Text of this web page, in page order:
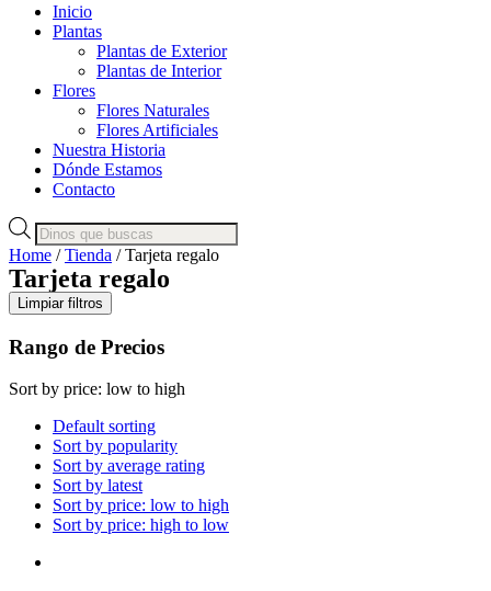
Inicio
Plantas
Plantas de Exterior
Plantas de Interior
Flores
Flores Naturales
Flores Artificiales
Nuestra Historia
Dónde Estamos
Contacto
Products
search
Home /Tienda / Tarjeta regalo
Tarjeta regalo
Limpiar filtros
Rango de Precios
Sort by price: low to high
Default sorting
Sort by popularity
Sort by average rating
Sort by latest
Sort by price: low to high
Sort by price: high to low